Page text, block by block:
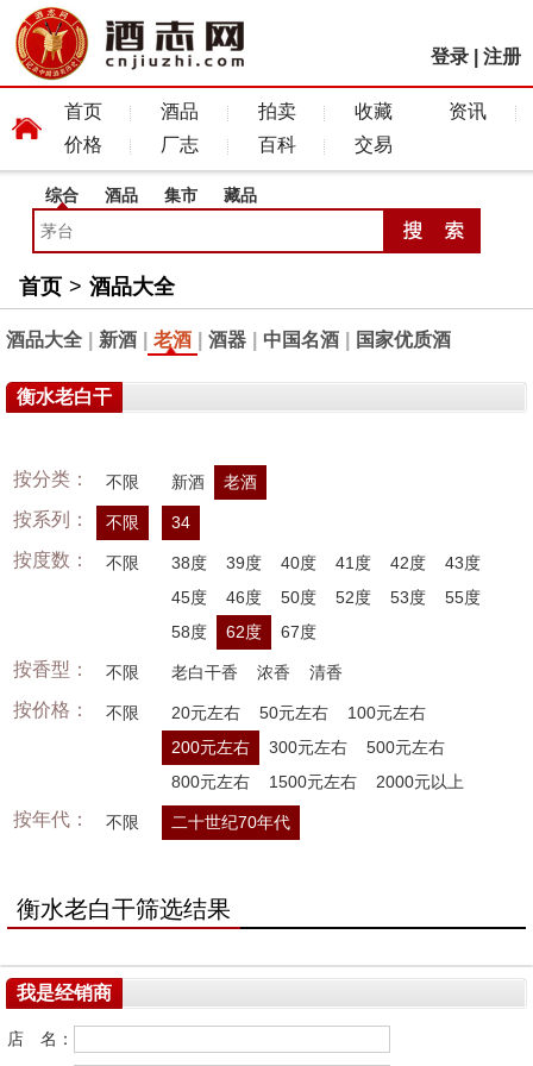
登录 注册
首页 酒品 拍卖 收藏
资讯
价格
厂志 百科 交易
综合 酒品 集市 藏品
首页 > 酒品大全
酒品大全 新酒 老酒 酒器 中国名酒 国家优质酒
衡水老白干
按分类： 不限 新酒 老酒
按系列： 不限 34
按度数： 不限 38度 39度 40度 41度 42度
43度
45度
46度 50度 52度 53度
55度
58度
62度 67度
按香型： 不限 老白干香 浓香 清香
按价格： 不限 20元左右 50元左右
100元左右
200元左右
300元左右
500元左右
800元左右
1500元左右 2000元以上
按年代： 不限 二十世纪70年代
衡水老白干筛选结果
我是经销商
店 名：